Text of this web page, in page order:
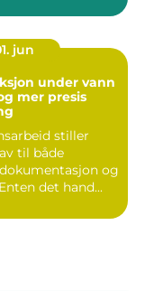
jun
under vann
mer presis
stiller
til både
og
det hand...